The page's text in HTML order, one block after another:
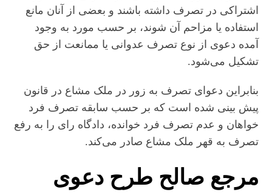
اشتراکی در تصرف داشته باشند و بعضی از آنان مانع
استفاده یا مزاحم آن شوند، بر حسب مورد به وجود
آمده دعوی از نوع تصرف عدوانی یا ممانعت از حق
تشکیل می‌شود.
بنابراین دعوای تصرف به زور در ملک مشاع در قانون
پیش بینی شده است که بر حسب سابقه تصرف فرد
خواهان و عدم تصرف فرد خوانده، دادگاه رای را به رفع
تصرف به قهر ملک مشاع صادر می‌کند.
مرجع صالح طرح دعوی